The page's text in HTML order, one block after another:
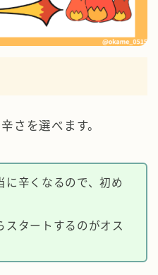
さを選べます。
に辛くなるので、初め
スタートするのがオス